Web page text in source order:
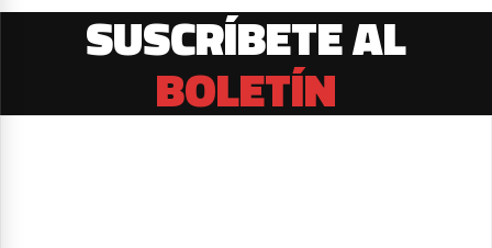
SUSCRÍBETE AL
BOLETÍN